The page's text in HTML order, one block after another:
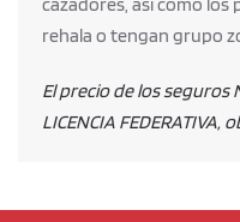
rehala o tengan grupo
El precio de los seguros
LICENCIA